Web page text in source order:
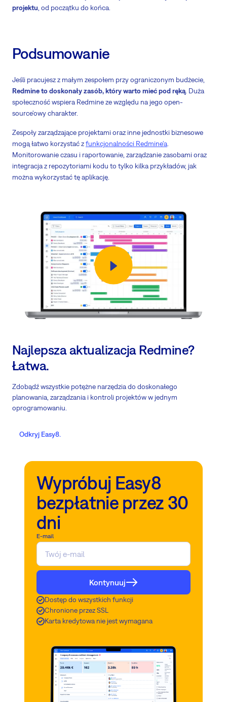
projektu , od początku do końca.
Podsumowanie
Jeśli pracujesz z małym zespołem przy ograniczonym budżecie,
Redmine to doskonały zasób, który warto mieć pod ręką. Duża
społeczność wspiera Redmine ze względu na jego open-
source'owy charakter.
Zespoły zarządzające projektami oraz inne jednostki biznesowe
mogą łatwo korzystać zfunkcjonalności Redmine'a.
Monitorowanie czasu i raportowanie, zarządzanie zasobami oraz
integracja z repozytoriami kodu to tylko kilka przykładów, jak
można wykorzystać tę aplikację.
Najlepsza aktualizacja Redmine?
Łatwa.
Zdobądź wszystkie potężne narzędzia do doskonałego
planowania, zarządzania i kontroli projektów w jednym
oprogramowaniu.
Odkryj Easy8.
Wypróbuj Easy8
bezpłatnie przez 30
dni
E-mail
Kontynuuj
Dostęp do wszystkich funkcji
Chronione przez SSL
Karta kredytowa nie jest wymagana